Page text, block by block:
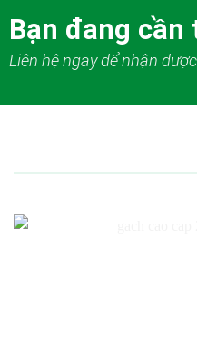
Bạn đang
Liên hệ ngay để nhận